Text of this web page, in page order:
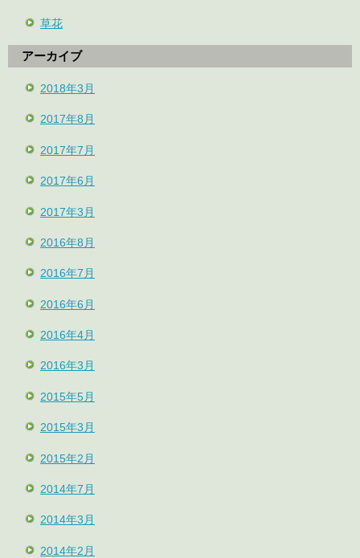
草花
アーカイブ
2018年3月
2017年8月
2017年7月
2017年6月
2017年3月
2016年8月
2016年7月
2016年6月
2016年4月
2016年3月
2015年5月
2015年3月
2015年2月
2014年7月
2014年3月
2014年2月